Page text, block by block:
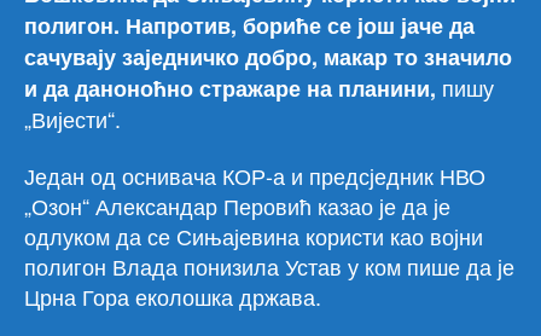
полигон. Напротив, бориће се још јаче да
сачувају заједничко добро, макар то значило
и да даноноћно стражаре на планини, пишу
„Вијести“.
Један од оснивача КОР-а и предсједник НВО
„Озон“ Александар Перовић казао је да је
одлуком да се Сињајевина користи као војни
полигон Влада понизила Устав у ком пише да је
Црна Гора еколошка држава.